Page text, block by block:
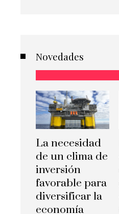
Novedades
La necesidad
de un clima de
inversión
favorable para
diversificar la
economía